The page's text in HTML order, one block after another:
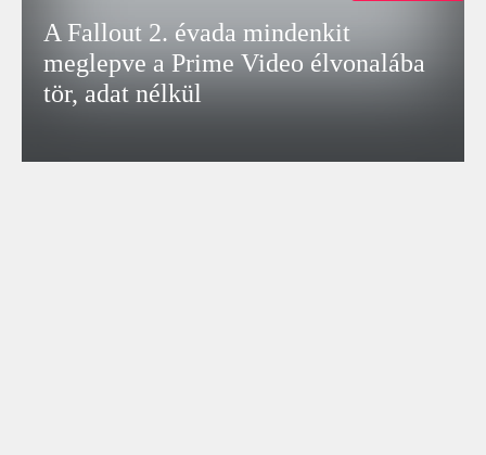
A Fallout 2. évada mindenkit
meglepve a Prime Video élvonalába
tör, adat nélkül